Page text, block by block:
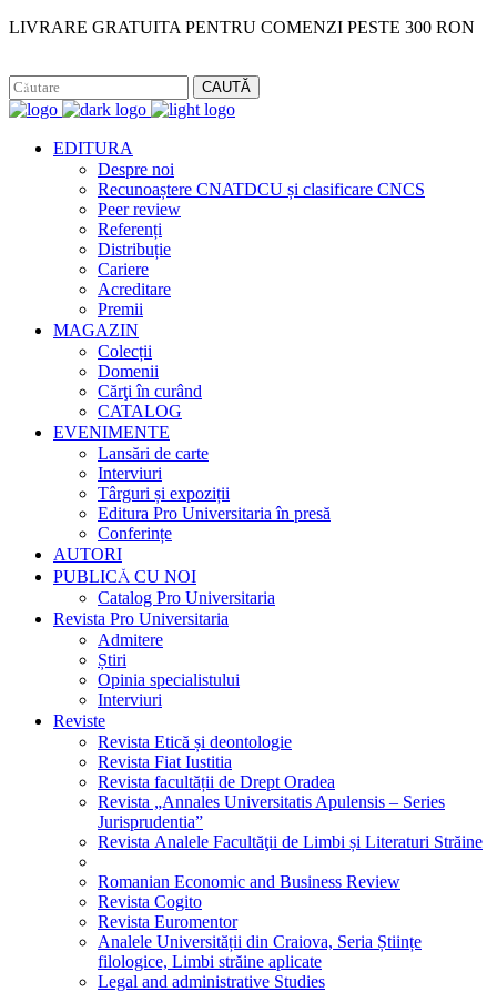
LIVRARE GRATUITA PENTRU COMENZI PESTE 300 RON
CAUTĂ
EDITURA
Despre noi
Recunoaștere CNATDCU și clasificare CNCS
Peer review
Referenți
Distribuție
Cariere
Acreditare
Premii
MAGAZIN
Colecții
Domenii
Cărţi în curând
CATALOG
EVENIMENTE
Lansări de carte
Interviuri
Târguri și expoziții
Editura Pro Universitaria în presă
Conferințe
AUTORI
PUBLICĂ CU NOI
Catalog Pro Universitaria
Revista Pro Universitaria
Admitere
Știri
Opinia specialistului
Interviuri
Reviste
Revista Etică și deontologie
Revista Fiat Iustitia
Revista facultății de Drept Oradea
Revista „Annales Universitatis Apulensis – Series
Jurisprudentia”
Revista Analele Facultăţii de Limbi și Literaturi Străine
Romanian Economic and Business Review
Revista Cogito
Revista Euromentor
Analele Universității din Craiova, Seria Științe
filologice, Limbi străine aplicate
Legal and administrative Studies